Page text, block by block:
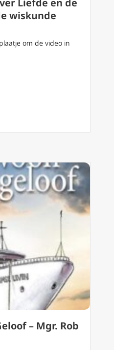
Liefde en de
wiskunde
om de video in
70 – Over Liefde en de
– Mgr. Rob